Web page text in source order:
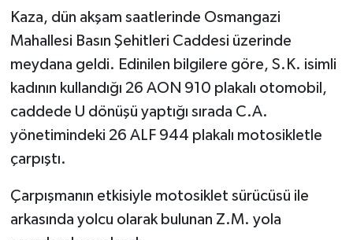
Kaza, dün akşam saatlerinde Osmangazi
Mahallesi Basın Şehitleri Caddesi üzerinde
meydana geldi. Edinilen bilgilere göre, S.K. isimli
kadının kullandığı 26 AON 910 plakalı otomobil,
caddede U dönüşü yaptığı sırada C.A.
yönetimindeki 26 ALF 944 plakalı motosikletle
çarpıştı.
Çarpışmanın etkisiyle motosiklet sürücüsü ile
arkasında yolcu olarak bulunan Z.M. yola